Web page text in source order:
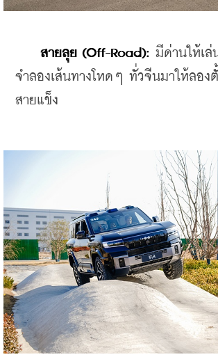
สายลุย (Off-Road): มีด่านให้เล่
จำลองเส้นทางโหดๆ ทั่วจีนมาให้ลอง
สายแข็ง